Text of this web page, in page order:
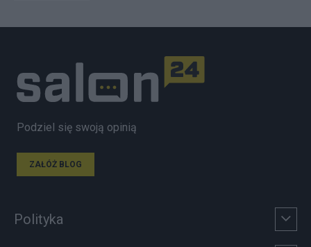
Podziel się swoją opinią
ZAŁÓŻ BLOG
Polityka